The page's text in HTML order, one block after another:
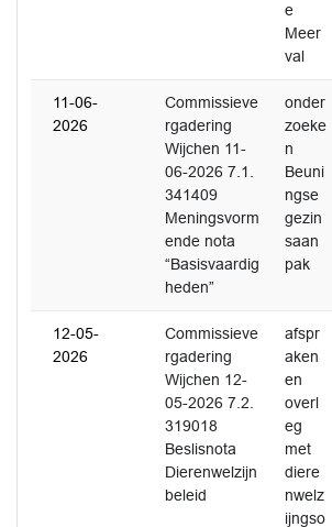
e
Meer
val
11-06-
2026
Commissieve
rgadering
Wijchen 11-
06-2026 7.1.
341409
Meningsvorm
ende nota
“Basisvaardig
heden”
onder
zoeke
n
Beuni
ngse
gezin
saan
pak
12-05-
2026
Commissieve
rgadering
Wijchen 12-
05-2026 7.2.
319018
Beslisnota
Dierenwelzijn
beleid
afspr
aken
en
overl
eg
met
diere
nwelz
ijngso